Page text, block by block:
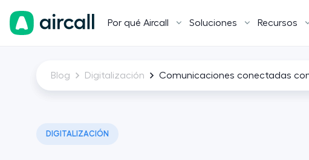
Por qué Aircall Soluciones Recursos
Blog Digitalización Comunicaciones conectadas
DIGITALIZACIÓN